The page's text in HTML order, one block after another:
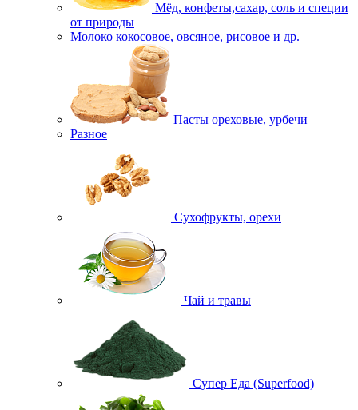
Мёд, конфеты,сахар, соль и специи
от природы
Молоко кокосовое, овсяное, рисовое и др.
Пасты ореховые, урбечи
Разное
Сухофрукты, орехи
Чай и травы
Супер Еда (Superfood)